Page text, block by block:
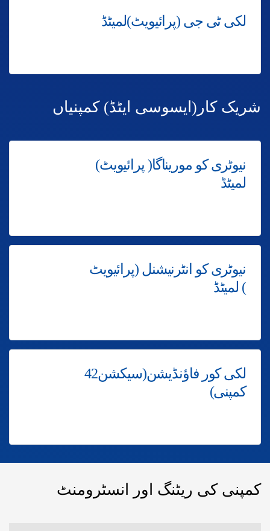
لکی ٹی جی (پرائیویٹ)لمیٹڈ
شریک کار(ایسوسی ایٹڈ) کمپنیاں
نیوٹری کو موریناگا( پرائیویٹ)
لمیٹڈ
نیوٹری کو انٹرنیشنل (پرائیویٹ
) لمیٹڈ
لکی کور فاؤنڈیشن(سیکشن42
کمپنی)
کمپنی کی ریٹنگ اور انسٹرومنٹ